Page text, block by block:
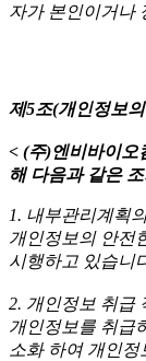
자가 본인이거나
제5조(개인정보
< (주)엔비바이오
해 다음과 같은
1. 내부관리계획
개인정보의 안전
시행하고 있습니
2. 개인정보 취급
개인정보를 취급
소화 하여 개인정